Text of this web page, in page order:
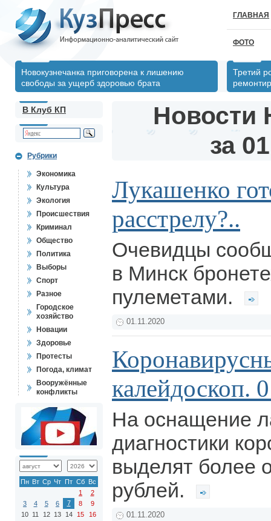
ГЛАВНАЯ
ФОТО
Новокузнечанка приговорена к лишению
свободы за ущерб здоровью брата
Третий
В Клуб КП
Рубрики
Экономика
Культура
Экология
Происшествия
Криминал
Общество
Политика
Выборы
Спорт
Разное
Городское
хозяйство
Новации
Здоровье
Протесты
Погода, климат
Вооружённые
конфликты
Пн Вт Ср Чт Пт Сб Вс
1
2
3
4 5 6 7 8
9
10 11 12 13 14 15
16
Новости
за
Лукашенко
расстрелу?..
Очевидцы
в Минск
пулеметами.
01.11.2020
калейдоскоп.
На оснащение
диагностики
выделят более
рублей.
01.11.2020